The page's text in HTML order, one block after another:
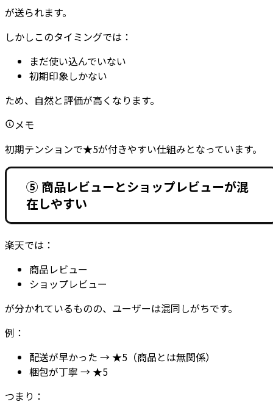
が送られます。
しかしこのタイミングでは：
まだ使い込んでいない
初期印象しかない
ため、自然と評価が高くなります。
メモ
初期テンションで★5が付きやすい仕組みとなっています。
⑤ 商品レビューとショップレビューが混
在しやすい
楽天では：
商品レビュー
ショップレビュー
が分かれているものの、ユーザーは混同しがちです。
例：
配送が早かった → ★5（商品とは無関係）
梱包が丁寧 → ★5
つまり：